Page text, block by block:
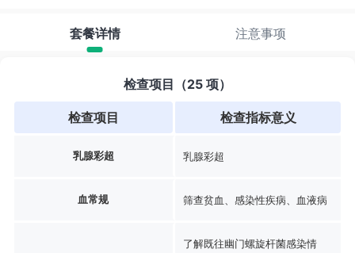
套餐详情 注意事项
检查项目（25 项）
检查项目 检查指标意义
乳腺彩超 乳腺彩超
血常规 筛查贫血、感染性疾病、血液病
了解既往幽门螺旋杆菌感染情